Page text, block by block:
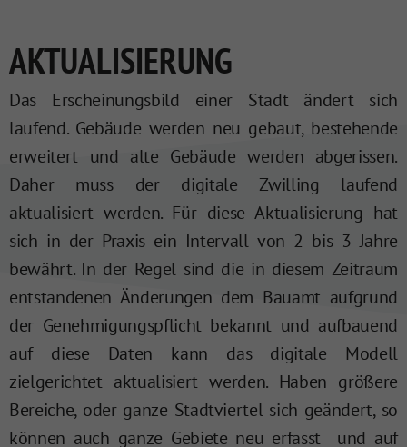
AKTUALISIERUNG
Das Erscheinungsbild einer Stadt ändert sich
laufend. Gebäude werden neu gebaut, bestehende
erweitert und alte Gebäude werden abgerissen.
Daher muss der digitale Zwilling laufend
aktualisiert werden. Für diese Aktualisierung hat
sich in der Praxis ein Intervall von 2 bis 3 Jahre
bewährt. In der Regel sind die in diesem Zeitraum
entstandenen Änderungen dem Bauamt aufgrund
der Genehmigungspflicht bekannt und aufbauend
auf diese Daten kann das digitale Modell
zielgerichtet aktualisiert werden. Haben größere
Bereiche, oder ganze Stadtviertel sich geändert, so
können auch ganze Gebiete neu erfasst und auf